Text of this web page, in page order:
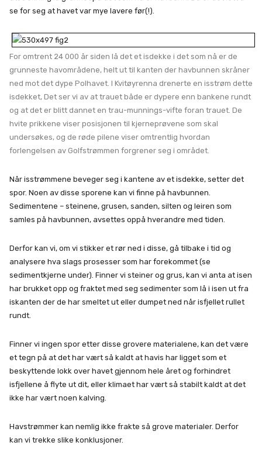
se for seg at havet var mye lavere før(!).
For omtrent 24 000 år siden lå det et isdekke i det som nå er de
grunneste havområdene, helt ut til kanten der havbunnen skråner
ned mot det dype Polhavet. I Kvitøyrenna drenerte en isstrøm dette
isdekket, Det ser vi av at trauet både er dypere enn bankene rundt
og at det er blitt dannet en trau-munnings-vifte foran trauet. De
hvite prikkene viser posisjonen til kjerneprøvene som skal
undersøkes, og de røde pilene viser omtrentlig hvordan
forlengelsen av Golfstrømmen forgrener seg i området.
Når isstrømmene beveger seg i kantene av et isdekke, setter det
spor. Noen av disse sporene kan vi finne på havbunnen.
Sedimentene – steinene, grusen, sanden, silten og leiren som
samles på havbunnen, avsettes oppå hverandre med tiden.
Derfor kan vi, om vi stikker et rør ned i disse, gå tilbake i tid og
analysere hva slags prosesser som har forekommet (se
sedimentkjerne under). Finner vi steiner og grus, kan vi anta at isen
har brukket opp og fraktet med seg sedimenter som lå i isen ut fra
iskanten der de har smeltet ut eller dumpet ned når isfjellet rullet
rundt.
Finner vi ingen spor etter disse grovere materialene, kan det være
et tegn på at det har vært så kaldt at havis har ligget som et
beskyttende lokk over havet gjennom hele året og forhindret
isfjellene å flyte ut dit, eller klimaet har vært så stabilt kaldt at det
ikke har vært noen kalving.
Havstrømmer kan nemlig ikke frakte så grove materialer. Derfor
kan vi trekke slike konklusjoner.